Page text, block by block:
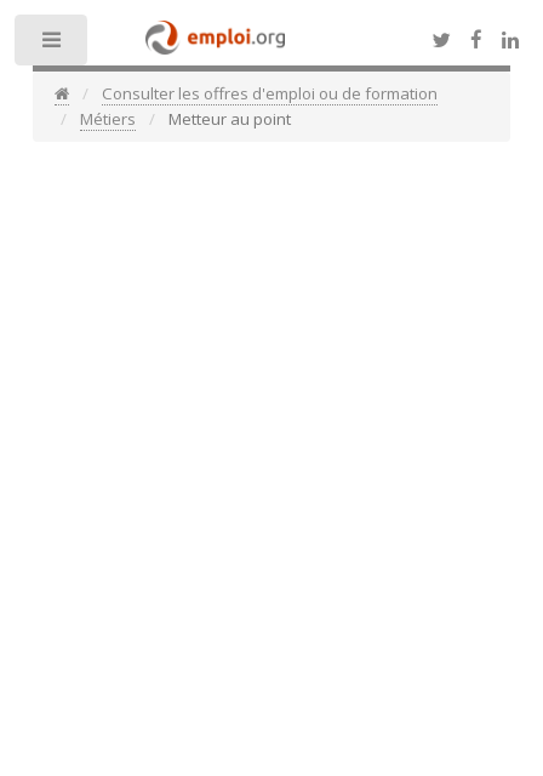
Consulter les offres d'emploi ou de formation
Métiers
Metteur au point
Toggle